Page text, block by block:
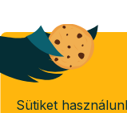
Sütiket